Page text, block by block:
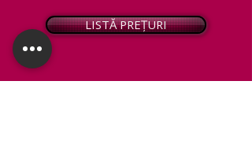
LISTĂ PREȚURI
© 2026 - Snap PhotoBooth